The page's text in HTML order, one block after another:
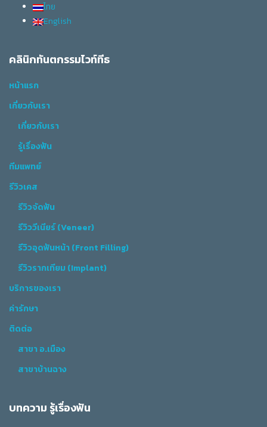
ไทย
English
คลินิกทันตกรรมไวท์ทีธ
หน้าแรก
เกี่ยวกับเรา
เกี่ยวกับเรา
รู้เรื่องฟัน
ทีมแพทย์
รีวิวเคส
รีวิวจัดฟัน
รีวิววีเนียร์ (Veneer)
รีวิวอุดฟันหน้า (Front Filling)
รีวิวรากเทียม (Implant)
บริการของเรา
ค่ารักษา
ติดต่อ
สาขา อ.เมือง
สาขาบ้านฉาง
บทความ รู้เรื่องฟัน